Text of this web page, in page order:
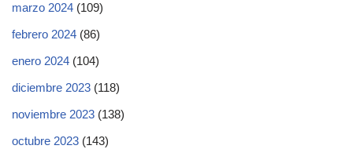
marzo 2024 (109)
febrero 2024 (86)
enero 2024 (104)
diciembre 2023 (118)
noviembre 2023 (138)
octubre 2023 (143)